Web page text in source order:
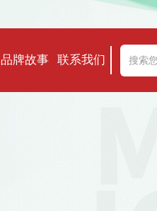
品牌故事 联系我们